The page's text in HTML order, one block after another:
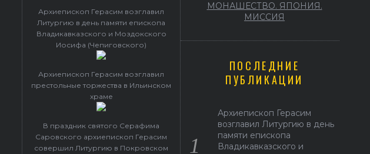
Архиепископ Герасим возглавил
Литургию в день памяти епископа
Владикавказского и Моздокского
Иосифа (Чепиговского)
Архиепископ Герасим возглавил
престольные торжества в Ильинском
храме
В праздник святого Серафима
Саровского архиепископ Герасим
совершил Литургию в Покровском
МОНАШЕСТВО. ЯПОНИЯ.
МИССИЯ
ПОСЛЕДНИЕ
ПУБЛИКАЦИИ
Архиепископ Герасим
возглавил Литургию в день
памяти епископа
Владикавказского и